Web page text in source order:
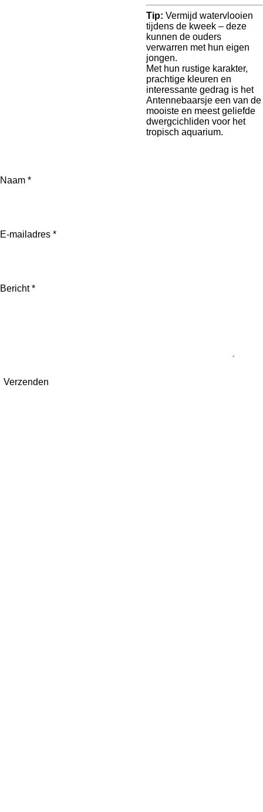
Tip: Vermijd watervlooien
tijdens de kweek – deze
kunnen de ouders
verwarren met hun eigen
jongen.
Met hun rustige karakter,
prachtige kleuren en
interessante gedrag is het
Antennebaarsje een van de
mooiste en meest geliefde
dwergcichliden voor het
tropisch aquarium.
Naam *
E-mailadres *
Bericht *
Verzenden